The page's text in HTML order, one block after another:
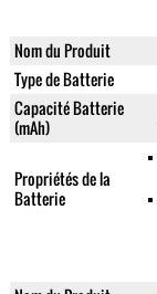
Nom du Produit
Type de Batterie
Capacité Batterie
(mAh)
Propriétés de la
Batterie